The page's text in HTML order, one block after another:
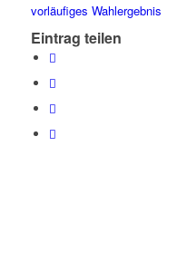
vorläufiges Wahlergebnis
Eintrag teilen